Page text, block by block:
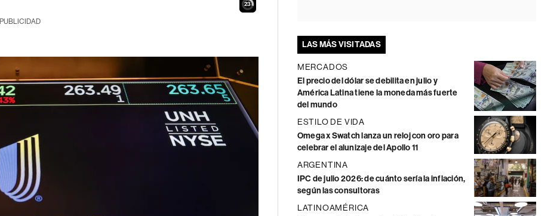
22
PUBLICIDAD
LAS MÁS VISITADAS
MERCADOS
El precio del dólar se debilita en julio y
América Latina tiene la moneda más fuerte
del mundo
ESTILO DE VIDA
Omega x Swatch lanza un reloj con oro para
celebrar el alunizaje del Apollo 11
ARGENTINA
IPC de julio 2026: de cuánto sería la inflación,
según las consultoras
LATINOAMÉRICA